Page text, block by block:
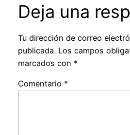
Deja una
Tu dirección de correo
publicada. Los campos
marcados con *
Comentario *